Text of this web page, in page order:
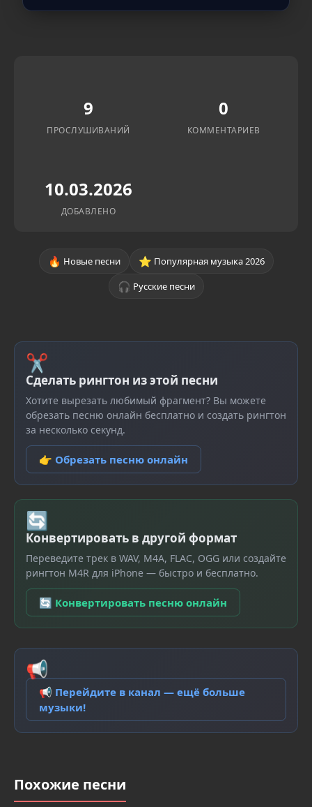
9
ПРОСЛУШИВАНИЙ
0
КОММЕНТАРИЕВ
10.03.2026
ДОБАВЛЕНО
🔥 Новые песни ⭐ Популярная музыка 2026
🎧 Русские песни
✂
Сделать рингтон из этой песни
Хотите вырезать любимый фрагмент? Вы можете
обрезать песню онлайн бесплатно и создать рингтон
за несколько секунд.
👉 Обрезать песню онлайн
🔄
Конвертировать в другой формат
Переведите трек в WAV, M4A, FLAC, OGG или создайте
рингтон M4R для iPhone — быстро и бесплатно.
🔄 Конвертировать песню онлайн
📢
📢 Перейдите в канал — ещё больше
музыки!
Похожие песни